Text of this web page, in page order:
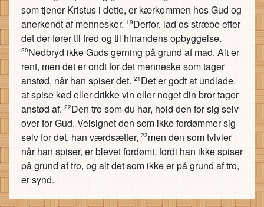
som tjener Kristus i dette, er kærkommen hos Gud og
anerkendt af mennesker. 19Derfor, lad os stræbe efter
det der fører til fred og til hinandens opbyggelse.
20Nedbryd ikke Guds gerning på grund af mad. Alt er
rent, men det er ondt for det menneske som tager
anstød, når han spiser det. 21 Det er godt at undlade
at spise kød eller drikke vin eller noget din bror tager
anstød af. 22Den tro som du har, hold den for sig selv
over for Gud. Velsignet den som ikke fordømmer sig
selv for det, han værdsætter, 23men den som tvivler
når han spiser, er blevet fordømt, fordi han ikke spiser
på grund af tro, og alt det som ikke er på grund af tro,
er synd.